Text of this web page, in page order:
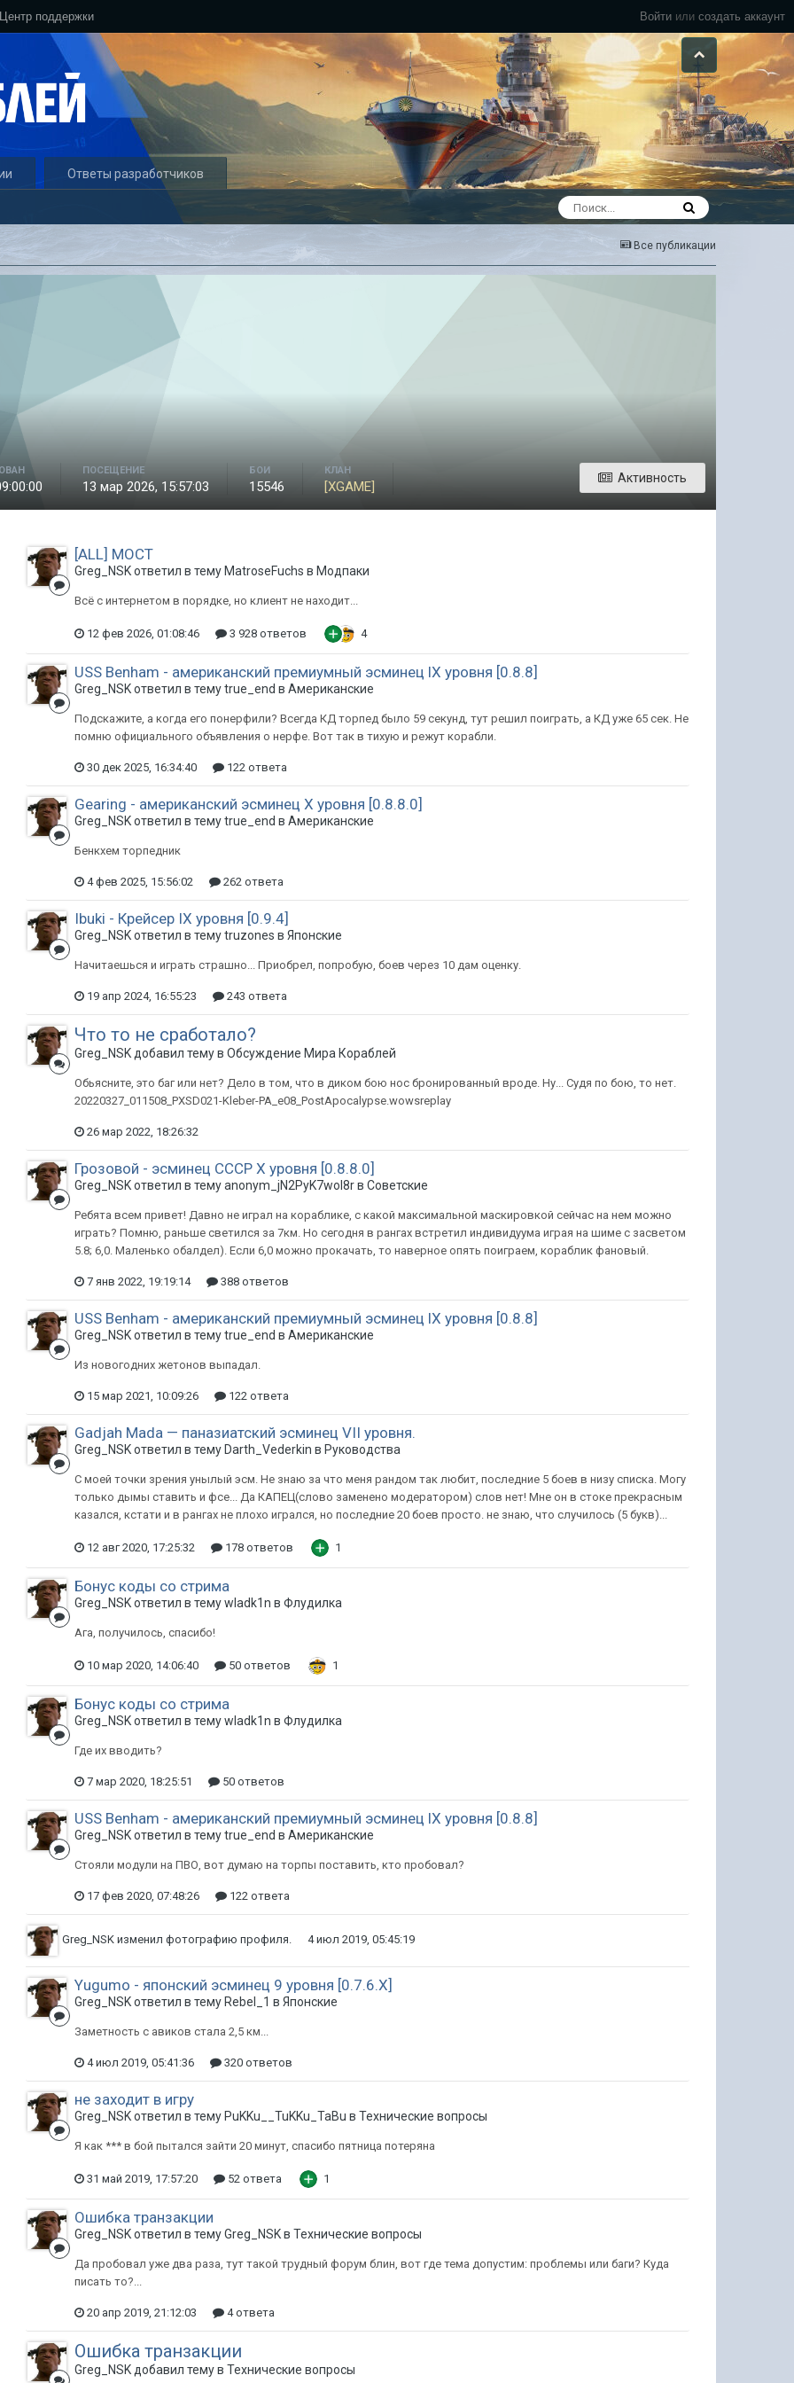
Войти или создать аккаунт
Центр поддержки
Ответы разработчиков
Все публикации
Активность
ПОСЕЩЕНИЕ
13 мар 2026, 15:57:03
БОИ
15546
КЛАН
[XGAME]
[ALL] МОСТ
Greg_NSK ответил в тему MatroseFuchs в Модпаки
Всё с интернетом в порядке, но клиент не находит...
12 фев 2026, 01:08:46 3 928 ответов 4
USS Benham - американский премиумный эсминец lX уровня [0.8.8]
Greg_NSK ответил в тему true_end вАмериканские
Подскажите, а когда его понерфили? Всегда КД торпед было 59 секунд, тут решил поиграть, а КД уже 65 сек. Не
помню официального объявления о нерфе. Вот так в тихую и режут корабли.
30 дек 2025, 16:34:40 122 ответа
Gearing - американский эсминец Х уровня [0.8.8.0]
Greg_NSK ответил в тему true_end вАмериканские
Бенкхем торпедник
4 фев 2025, 15:56:02 262 ответа
Ibuki - Крейсер IX уровня [0.9.4]
Greg_NSK ответил в тему truzones вЯпонские
Начитаешься и играть страшно... Приобрел, попробую, боев через 10 дам оценку.
19 апр 2024, 16:55:23 243 ответа
Что то не сработало?
Greg_NSK добавил тему вОбсуждение Мира Кораблей
Обьясните, это баг или нет? Дело в том, что в диком бою нос бронированный вроде. Ну... Судя по бою, то нет.
20220327_011508_PXSD021-Kleber-PA_e08_PostApocalypse.wowsreplay
26 мар 2022, 18:26:32
Грозовой - эсминец СССР Х уровня [0.8.8.0]
Greg_NSK ответил в тему anonym_jN2PyK7wol8r вСоветские
Ребята всем привет! Давно не играл на кораблике, с какой максимальной маскировкой сейчас на нем можно
играть? Помню, раньше светился за 7км. Но сегодня в рангах встретил индивидуума играя на шиме с засветом
5.8; 6,0. Маленько обалдел). Если 6,0 можно прокачать, то наверное опять поиграем, кораблик фановый.
7 янв 2022, 19:19:14 388 ответов
USS Benham - американский премиумный эсминец lX уровня [0.8.8]
Greg_NSK ответил в тему true_end вАмериканские
Из новогодних жетонов выпадал.
15 мар 2021, 10:09:26 122 ответа
Gadjah Mada — паназиатский эсминец VII уровня.
Greg_NSK ответил в тему Darth_Vederkin в Руководства
С моей точки зрения унылый эсм. Не знаю за что меня рандом так любит, последние 5 боев в низу списка. Могу
только дымы ставить и фсе... Да КАПЕЦ(слово заменено модератором) слов нет! Мне он в стоке прекрасным
казался, кстати и в рангах не плохо игрался, но последние 20 боев просто. не знаю, что случилось (5 букв)...
12 авг 2020, 17:25:32 178 ответов 1
Бонус коды со стрима
Greg_NSK ответил в тему wladk1n вФлудилка
Ага, получилось, спасибо!
10 мар 2020, 14:06:40 50 ответов 1
Бонус коды со стрима
Greg_NSK ответил в тему wladk1n вФлудилка
Где их вводить?
7 мар 2020, 18:25:51 50 ответов
USS Benham - американский премиумный эсминец lX уровня [0.8.8]
Greg_NSK ответил в тему true_end вАмериканские
Стояли модули на ПВО, вот думаю на торпы поставить, кто пробовал?
17 фев 2020, 07:48:26 122 ответа
Greg_NSK изменил фотографию профиля. 4 июл 2019, 05:45:19
Yugumo - японский эсминец 9 уровня [0.7.6.Х]
Greg_NSK ответил в тему Rebel_1 вЯпонские
Заметность с авиков стала 2,5 км...
4 июл 2019, 05:41:36 320 ответов
не заходит в игру
Greg_NSK ответил в тему PuKKu__TuKKu_TaBu вТехнические вопросы
Я как *** в бой пытался зайти 20 минут, спасибо пятница потеряна
31 май 2019, 17:57:20 52 ответа 1
Ошибка транзакции
Greg_NSK ответил в тему Greg_NSK вТехнические вопросы
Да пробовал уже два раза, тут такой трудный форум блин, вот где тема допустим: проблемы или баги? Куда
писать то?...
20 апр 2019, 21:12:03 4 ответа
Ошибка транзакции
Greg_NSK добавил тему вТехнические вопросы